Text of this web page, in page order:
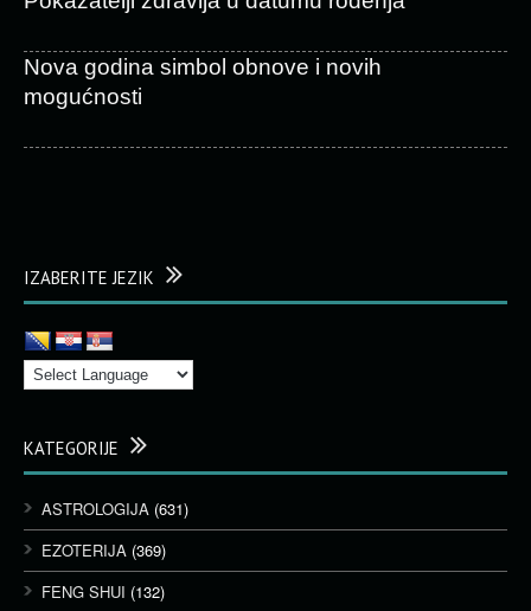
Nova godina simbol obnove i novih
mogućnosti
IZABERITE JEZIK
KATEGORIJE
ASTROLOGIJA (631)
EZOTERIJA (369)
FENG SHUI (132)